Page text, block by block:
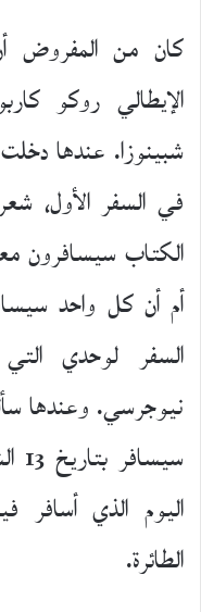
كان من المفروض
الإيطالي روكو
شبينوزا. عندها
في السفر الأول،
الكتاب سيسافرون
أم أن كل واحد
السفر لوحدي
نيوجرسي. وعندها
اليوم الذي
الطائرة.